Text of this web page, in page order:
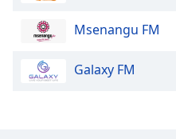
Msenangu FM
Galaxy FM